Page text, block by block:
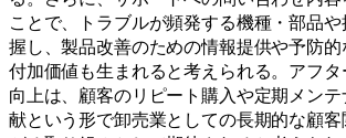
ことで、トラブルが頻発する機種・部品
握し、製品改善のための情報提供や予防的
付加価値も生まれると考えられる。アフ
向上は、顧客のリピート購入や定期メン
献という形で卸売業としての長期的な顧